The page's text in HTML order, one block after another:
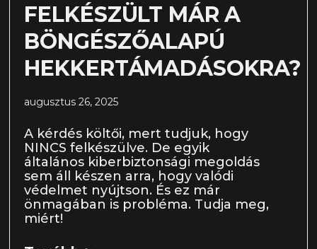
FELKÉSZÜLT MÁR A
BÖNGÉSZŐALAPÚ
HEKKERTÁMADÁSOKRA?
augusztus 26, 2025
A kérdés költői, mert tudjuk, hogy
NINCS felkészülve. De egyik
általános kiberbiztonsági megoldás
sem áll készen arra, hogy valódi
védelmet nyújtson. És ez már
önmagában is probléma. Tudja meg,
miért!